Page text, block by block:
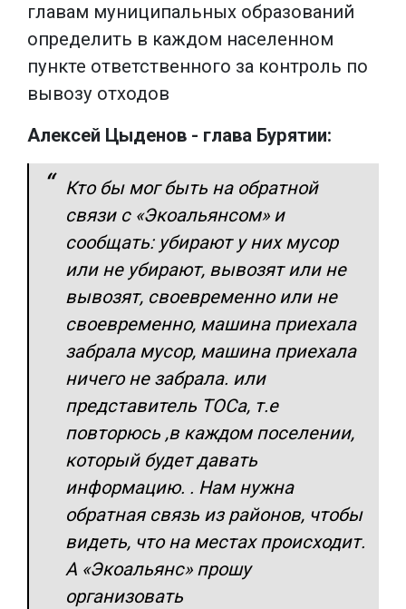
главам муниципальных образований
определить в каждом населенном
пункте ответственного за контроль по
вывозу отходов
Алексей Цыденов - глава Бурятии:
Кто бы мог быть на обратной
связи с «Экоальянсом» и
сообщать: убирают у них мусор
или не убирают, вывозят или не
вывозят, своевременно или не
своевременно, машина приехала
забрала мусор, машина приехала
ничего не забрала. или
представитель ТОСа, т.е
повторюсь ,в каждом поселении,
который будет давать
информацию. . Нам нужна
обратная связь из районов, чтобы
видеть, что на местах происходит.
А «Экоальянс» прошу
организовать